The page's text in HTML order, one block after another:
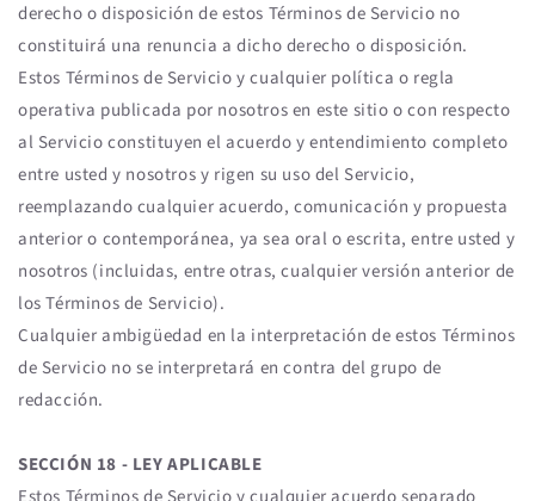
derecho o disposición de estos Términos de Servicio no
constituirá una renuncia a dicho derecho o disposición.
Estos Términos de Servicio y cualquier política o regla
operativa publicada por nosotros en este sitio o con respecto
al Servicio constituyen el acuerdo y entendimiento completo
entre usted y nosotros y rigen su uso del Servicio,
reemplazando cualquier acuerdo, comunicación y propuesta
anterior o contemporánea, ya sea oral o escrita, entre usted y
nosotros (incluidas, entre otras, cualquier versión anterior de
los Términos de Servicio).
Cualquier ambigüedad en la interpretación de estos Términos
de Servicio no se interpretará en contra del grupo de
redacción.
SECCIÓN 18 - LEY APLICABLE